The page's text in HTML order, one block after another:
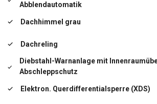
Abblendautomatik
Dachhimmel grau
Dachreling
Diebstahl-Warnanlage mit
Abschleppschutz
Elektron. Querdifferentialsperre (XDS)